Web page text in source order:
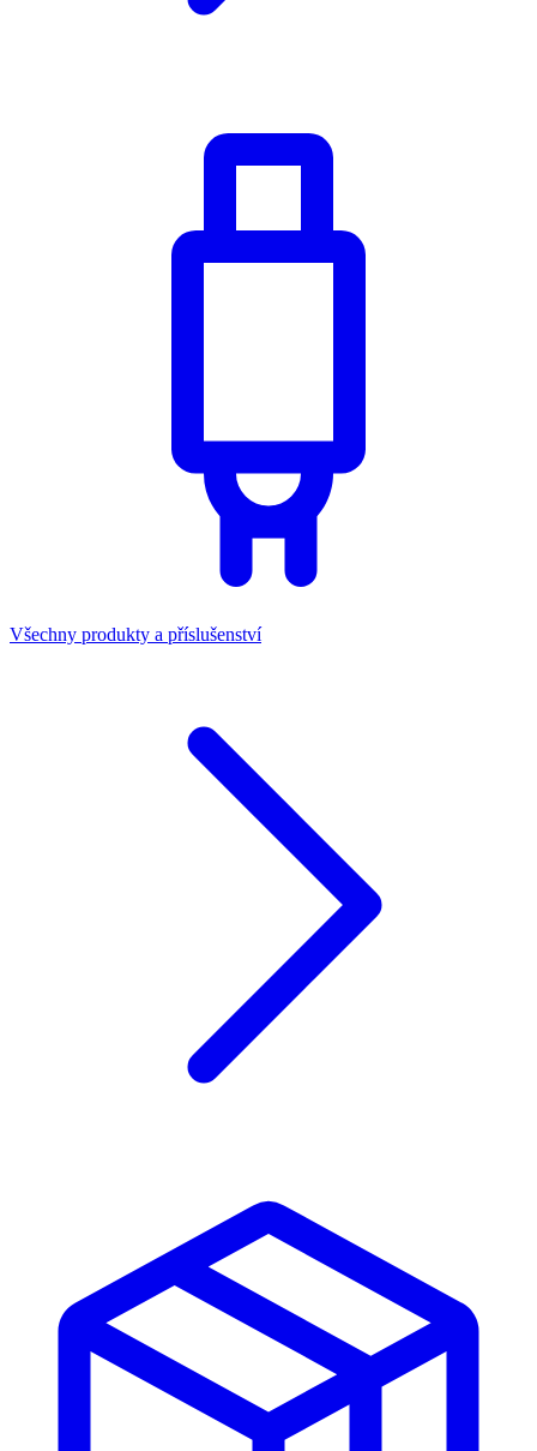
Všechny produkty a příslušenství